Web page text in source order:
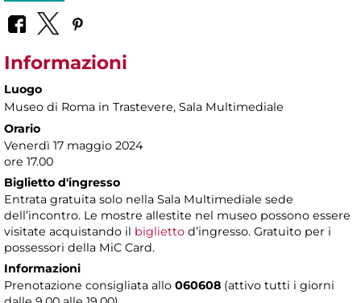
Informazioni
Luogo
Museo di Roma in Trastevere, Sala Multimediale
Orario
Venerdì 17 maggio 2024
ore 17.00
Biglietto d'ingresso
Entrata gratuita solo nella Sala Multimediale sede
dell’incontro. Le mostre allestite nel museo possono essere
visitate acquistando il biglietto d’ingresso. Gratuito per i
possessori della MiC Card.
Informazioni
Prenotazione consigliata allo 060608 (attivo tutti i giorni